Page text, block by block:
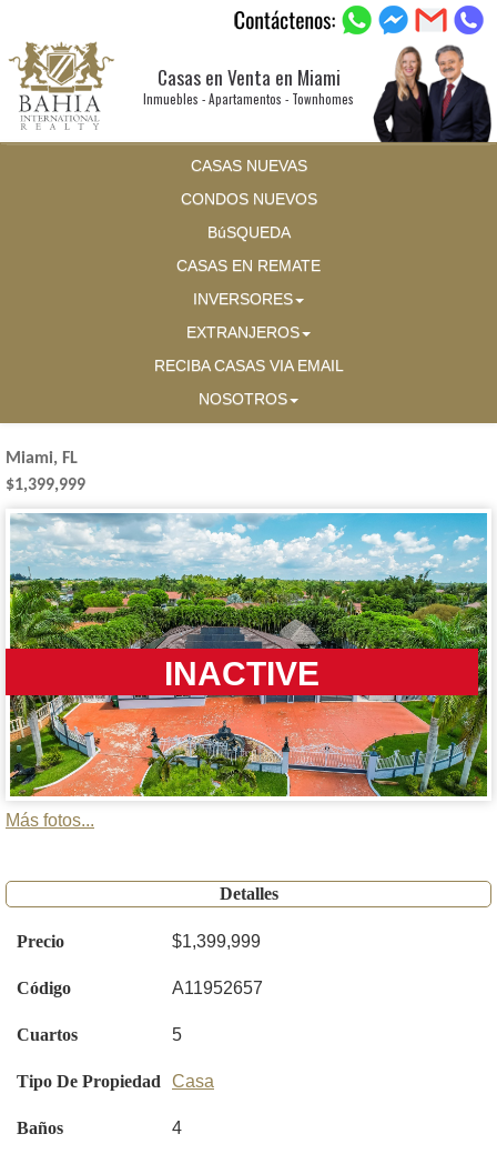
Casas en Venta en Miami
Inmuebles - Apartamentos - Townhomes
CASAS NUEVAS
CONDOS NUEVOS
BúSQUEDA
CASAS EN REMATE
INVERSORES
EXTRANJEROS
RECIBA CASAS VIA EMAIL
NOSOTROS
Miami, FL
$1,399,999
INACTIVE
Más fotos...
Detalles
Precio $1,399,999
Código A11952657
Cuartos 5
Tipo De Propiedad Casa
Baños 4